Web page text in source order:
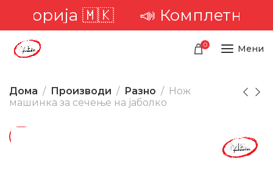
🇲🇰 📣 Комплетна
0 Мени
Дома Производи Разно
Нож
машинка за сечење на јаболко